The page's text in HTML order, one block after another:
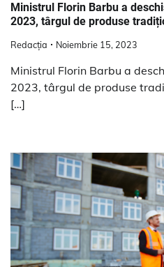
Ministrul Florin Barbu a
2023, târgul de produse
Redacția Noiembrie 15, 2023
Ministrul Florin Barbu a
2023, târgul de produse
[…]